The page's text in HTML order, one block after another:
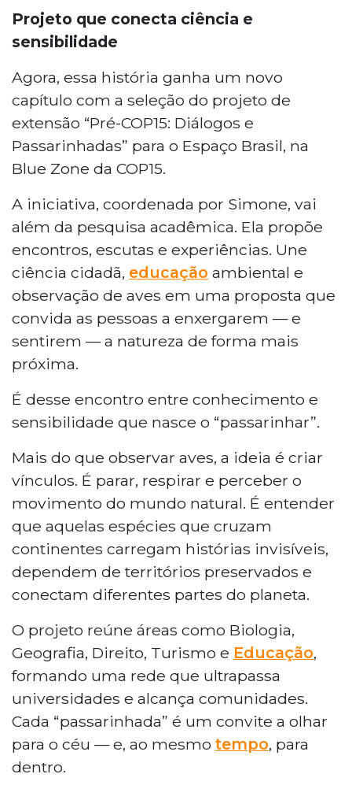
Projeto que conecta ciência e
sensibilidade
Agora, essa história ganha um novo
capítulo com a seleção do projeto de
extensão “Pré-COP15: Diálogos e
Passarinhadas” para o Espaço Brasil, na
Blue Zone da COP15.
A iniciativa, coordenada por Simone, vai
além da pesquisa acadêmica. Ela propõe
encontros, escutas e experiências. Une
ciência cidadã, educação ambiental e
observação de aves em uma proposta que
convida as pessoas a enxergarem — e
sentirem — a natureza de forma mais
próxima.
É desse encontro entre conhecimento e
sensibilidade que nasce o “passarinhar”.
Mais do que observar aves, a ideia é criar
vínculos. É parar, respirar e perceber o
movimento do mundo natural. É entender
que aquelas espécies que cruzam
continentes carregam histórias invisíveis,
dependem de territórios preservados e
conectam diferentes partes do planeta.
O projeto reúne áreas como Biologia,
Geografia, Direito, Turismo e Educação,
formando uma rede que ultrapassa
universidades e alcança comunidades.
Cada “passarinhada” é um convite a olhar
para o céu — e, ao mesmo tempo, para
dentro.